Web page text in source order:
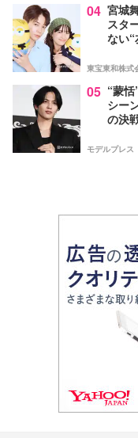
04 宮城
スタ
ない
東宝東和株式
05 “蒙
シー
の決
モデルプレス